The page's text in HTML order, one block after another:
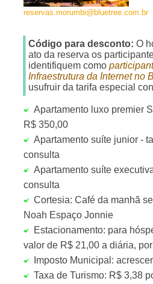
reservas.morumbi@bluetree.com.br
Código para desconto: O
ato da reserva os
identifiquem como
Infraestrutura da Internet no
usufruir da tarifa especial
Apartamento luxo premier
R$ 350,00
Apartamento suíte junior -
consulta
Apartamento suíte
consulta
Cortesia: Café da manhã
Noah Espaço Jonnie
Estacionamento: para
valor de R$ 21,00 a diária,
Imposto Municipal:
Taxa de Turismo: R$ 3,38